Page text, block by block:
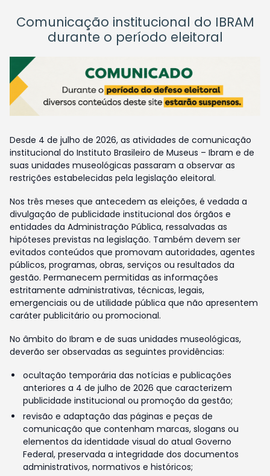
Comunicação institucional do IBRAM
durante o período eleitoral
Desde 4 de julho de 2026, as atividades de comunicação
institucional do Instituto Brasileiro de Museus – Ibram e de
suas unidades museológicas passaram a observar as
restrições estabelecidas pela legislação eleitoral.
Nos três meses que antecedem as eleições, é vedada a
divulgação de publicidade institucional dos órgãos e
entidades da Administração Pública, ressalvadas as
hipóteses previstas na legislação. Também devem ser
evitados conteúdos que promovam autoridades, agentes
públicos, programas, obras, serviços ou resultados da
gestão. Permanecem permitidas as informações
estritamente administrativas, técnicas, legais,
emergenciais ou de utilidade pública que não apresentem
caráter publicitário ou promocional.
No âmbito do Ibram e de suas unidades museológicas,
deverão ser observadas as seguintes providências:
ocultação temporária das notícias e publicações
anteriores a 4 de julho de 2026 que caracterizem
publicidade institucional ou promoção da gestão;
revisão e adaptação das páginas e peças de
comunicação que contenham marcas, slogans ou
elementos da identidade visual do atual Governo
Federal, preservada a integridade dos documentos
administrativos, normativos e históricos;